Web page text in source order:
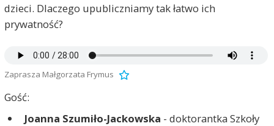
dzieci. Dlaczego upubliczniamy tak łatwo ich
prywatność?
Zaprasza Małgorzata Frymus
Gość:
Joanna Szumiło-Jackowska - doktorantka Szkoły